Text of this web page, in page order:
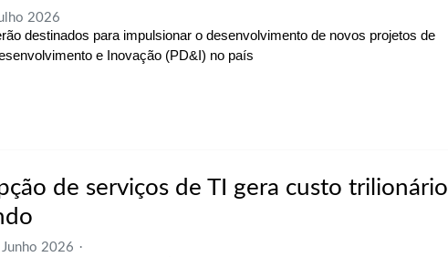
2026
destinados para impulsionar o desenvolvimento de novos projetos de
e Inovação (PD&I) no país
de serviços de TI gera custo trilionário
Junho 2026